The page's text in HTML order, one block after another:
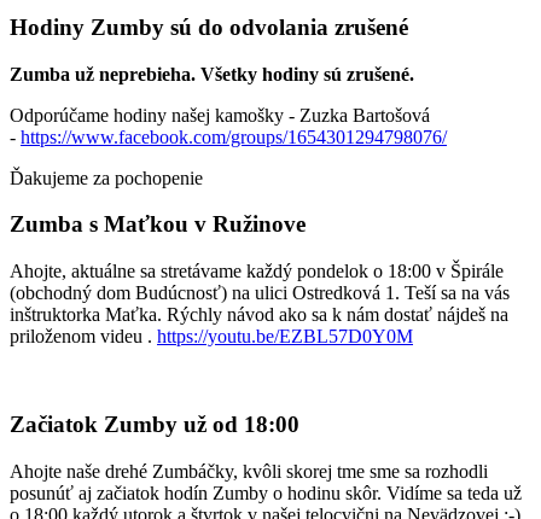
Hodiny Zumby sú do odvolania zrušené
Zumba už neprebieha. Všetky hodiny sú zrušené.
Odporúčame hodiny našej kamošky - Zuzka Bartošová
- https://www.facebook.com/groups/1654301294798076/
Ďakujeme za pochopenie
Zumba s Maťkou v Ružinove
Ahojte, aktuálne sa stretávame každý pondelok o 18:00 v Špirále
(obchodný dom Budúcnosť) na ulici Ostredková 1. Teší sa na vás
inštruktorka Maťka. Rýchly návod ako sa k nám dostať nájdeš na
priloženom videu . https://youtu.be/EZBL57D0Y0M
Začiatok Zumby už od 18:00
Ahojte naše drehé Zumbáčky, kvôli skorej tme sme sa rozhodli
posunúť aj začiatok hodín Zumby o hodinu skôr. Vidíme sa teda už
o 18:00 každý utorok a štvrtok v našej telocvični na Nevädzovej ;-)